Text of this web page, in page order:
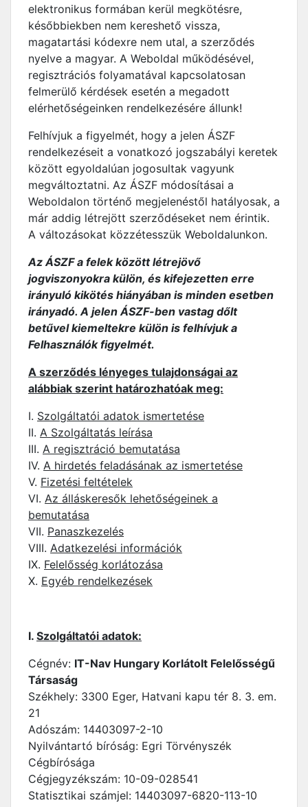
elektronikus formában kerül megkötésre,
későbbiekben nem kereshető vissza,
magatartási kódexre nem utal, a szerződés
nyelve a magyar. A Weboldal működésével,
regisztrációs folyamatával kapcsolatosan
felmerülő kérdések esetén a megadott
elérhetőségeinken rendelkezésére állunk!
Felhívjuk a figyelmét, hogy a jelen ÁSZF
rendelkezéseit a vonatkozó jogszabályi keretek
között egyoldalúan jogosultak vagyunk
megváltoztatni. Az ÁSZF módosításai a
Weboldalon történő megjelenéstől hatályosak, a
már addig létrejött szerződéseket nem érintik.
A változásokat közzétesszük Weboldalunkon.
Az ÁSZF a felek között létrejövő
jogviszonyokra külön, és kifejezetten erre
irányuló kikötés hiányában is minden esetben
irányadó. A jelen ÁSZF-ben vastag dőlt
betűvel kiemeltekre külön is felhívjuk a
Felhasználók figyelmét.
A szerződés lényeges tulajdonságai az
alábbiak szerint határozhatóak meg:
I. Szolgáltatói adatok ismertetése
II. A Szolgáltatás leírása
III. A regisztráció bemutatása
IV. A hirdetés feladásának az ismertetése
V. Fizetési feltételek
VI. Az álláskeresők lehetőségeinek a
bemutatása
VII. Panaszkezelés
VIII. Adatkezelési információk
IX. Felelősség korlátozása
X. Egyéb rendelkezések
I. Szolgáltatói adatok:
Cégnév: IT-Nav Hungary Korlátolt Felelősségű
Társaság
Székhely: 3300 Eger, Hatvani kapu tér 8. 3. em.
21
Adószám: 14403097-2-10
Nyilvántartó bíróság: Egri Törvényszék
Cégbírósága
Cégjegyzékszám: 10-09-028541
Statisztikai számjel: 14403097-6820-113-10